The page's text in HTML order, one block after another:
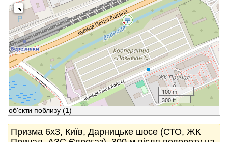
100 m
300 ft
об'єкти поблизу (1)
Призма 6x3, Київ, Дарницьке шосе (СТО, ЖК